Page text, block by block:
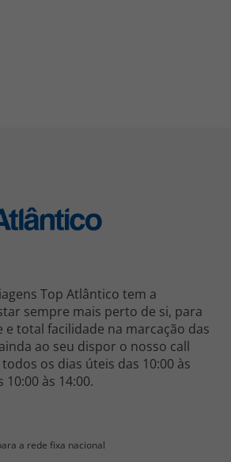
Top Atlântico tem a
sempre mais perto de si, para
total facilidade na marcação das
ao seu dispor o nosso call
os dias úteis das 10:00 às
10:00 às 14:00.
a rede fixa nacional